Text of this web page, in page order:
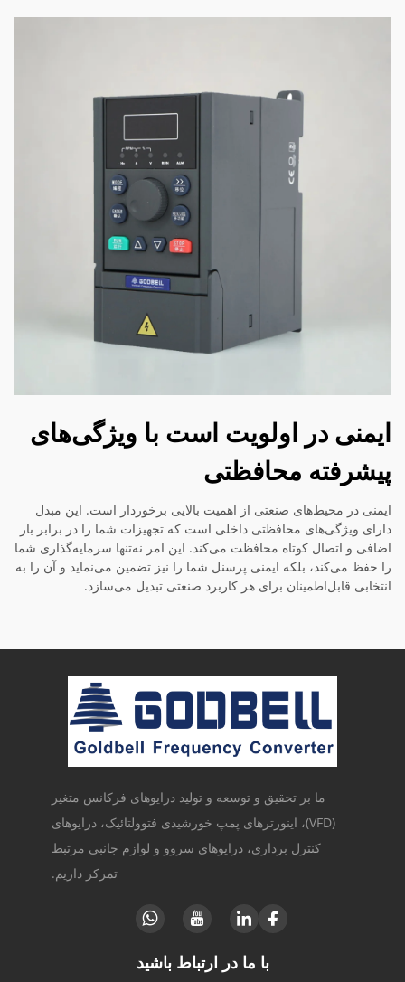
ایمنی در اولویت است با ویژگی‌های
پیشرفته محافظتی
ایمنی در محیط‌های صنعتی از اهمیت بالایی برخوردار است. این مبدل
دارای ویژگی‌های محافظتی داخلی است که تجهیزات شما را در برابر بار
اضافی و اتصال کوتاه محافظت می‌کند. این امر نه‌تنها سرمایه‌گذاری شما
را حفظ می‌کند، بلکه ایمنی پرسنل شما را نیز تضمین می‌نماید و آن را به
انتخابی قابل‌اطمینان برای هر کاربرد صنعتی تبدیل می‌سازد.
ما بر تحقیق و توسعه و تولید درایوهای فرکانس متغیر
(VFD)، اینورترهای پمپ خورشیدی فتوولتائیک، درایوهای
کنترل برداری، درایوهای سروو و لوازم جانبی مرتبط
تمرکز داریم.
با ما در ارتباط باشید